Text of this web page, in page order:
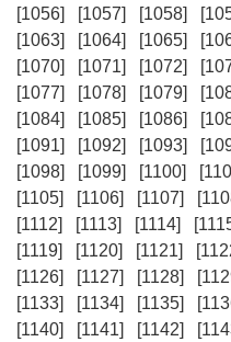
[1056]
[1057] [1058]
[1063]
[1064] [1065]
[1070]
[1071] [1072]
[1077]
[1078] [1079]
[1084]
[1085] [1086]
[1091]
[1092] [1093]
[1098]
[1099] [1100]
[1105]
[1106] [1107]
[1112]
[1113] [1114]
[1119]
[1120] [1121]
[1126]
[1127] [1128]
[1133]
[1134] [1135]
[1140]
[1141] [1142]